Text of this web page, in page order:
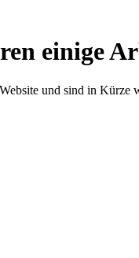
einige
und sind in Kürze